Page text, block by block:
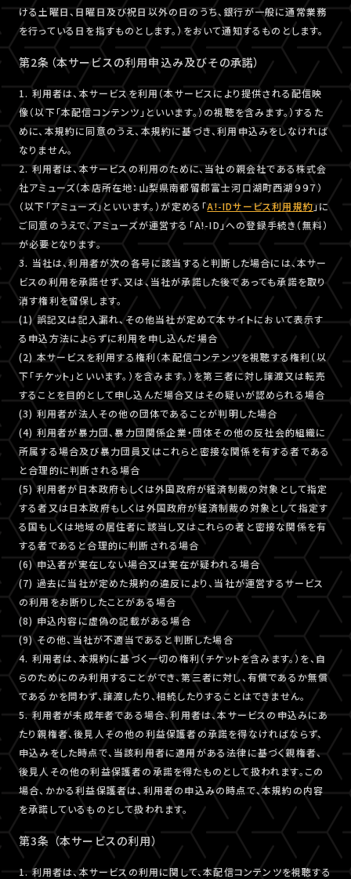
ける土曜日、日曜日及び祝日以外の日のうち、銀行が一般に通常業務
を行っている日を指すものとします。）をおいて通知するものとします。
第2条（本サービスの利用申込み及びその承諾）
1. 利用者は、本サービスを利用（本サービスにより提供される配信映
像（以下「本配信コンテンツ」といいます。）の視聴を含みます。）するた
めに、本規約に同意のうえ、本規約に基づき、利用申込みをしなければ
なりません。
2. 利用者は、本サービスの利用のために、当社の親会社である株式会
社アミューズ（本店所在地：山梨県南都留郡富士河口湖町西湖９９７）
（以下「アミューズ」といいます。）が定める「A!-IDサービス利用規約」に
ご同意のうえで、アミューズが運営する「A!-ID」への登録手続き（無料）
が必要となります。
3. 当社は、利用者が次の各号に該当すると判断した場合には、本サー
ビスの利用を承諾せず、又は、当社が承諾した後であっても承諾を取り
消す権利を留保します。
(1) 誤記又は記入漏れ、その他当社が定めて本サイトにおいて表示す
る申込方法によらずに利用を申し込んだ場合
(2) 本サービスを利用する権利（本配信コンテンツを視聴する権利（以
下「チケット」といいます。）を含みます。）を第三者に対し譲渡又は転売
することを目的として申し込んだ場合又はその疑いが認められる場合
(3) 利用者が法人その他の団体であることが判明した場合
(4) 利用者が暴力団、暴力団関係企業・団体その他の反社会的組織に
所属する場合及び暴力団員又はこれらと密接な関係を有する者である
と合理的に判断される場合
(5) 利用者が日本政府もしくは外国政府が経済制裁の対象として指定
する者又は日本政府もしくは外国政府が経済制裁の対象として指定す
る国もしくは地域の居住者に該当し又はこれらの者と密接な関係を有
する者であると合理的に判断される場合
(6) 申込者が実在しない場合又は実在が疑われる場合
(7) 過去に当社が定めた規約の違反により、当社が運営するサービス
の利用をお断りしたことがある場合
(8) 申込内容に虚偽の記載がある場合
(9) その他、当社が不適当であると判断した場合
4. 利用者は、本規約に基づく一切の権利（チケットを含みます。）を、自
らのためにのみ利用することができ、第三者に対し、有償であるか無償
であるかを問わず、譲渡したり、相続したりすることはできません。
5. 利用者が未成年者である場合、利用者は、本サービスの申込みにあ
たり親権者、後見人その他の利益保護者の承諾を得なければならず、
申込みをした時点で、当該利用者に適用がある法律に基づく親権者、
後見人その他の利益保護者の承諾を得たものとして扱われます。この
場合、かかる利益保護者は、利用者の申込みの時点で、本規約の内容
を承諾しているものとして扱われます。
第3条 （本サービスの利用）
1. 利用者は、本サービスの利用に関して、本配信コンテンツを視聴する